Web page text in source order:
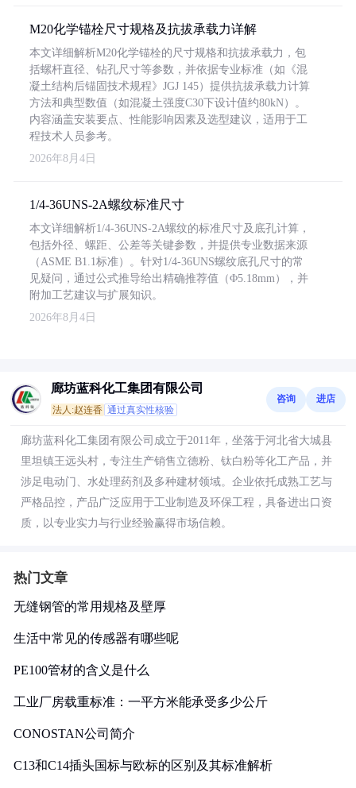
M20化学锚栓尺寸规格及抗拔承载力详解
本文详细解析M20化学锚栓的尺寸规格和抗拔承载力，包
括螺杆直径、钻孔尺寸等参数，并依据专业标准（如《混
凝土结构后锚固技术规程》JGJ 145）提供抗拔承载力计算
方法和典型数值（如混凝土强度C30下设计值约80kN）。
内容涵盖安装要点、性能影响因素及选型建议，适用于工
程技术人员参考。
2026年8月4日
1/4-36UNS-2A螺纹标准尺寸
本文详细解析1/4-36UNS-2A螺纹的标准尺寸及底孔计算，
包括外径、螺距、公差等关键参数，并提供专业数据来源
（ASME B1.1标准）。针对1/4-36UNS螺纹底孔尺寸的常
见疑问，通过公式推导给出精确推荐值（Φ5.18mm），并
附加工艺建议与扩展知识。
2026年8月4日
廊坊蓝科化工集团有限公司
法人:赵连香 通过真实性核验
咨询 进店
廊坊蓝科化工集团有限公司成立于2011年，坐落于河北省大城县
里坦镇王远头村，专注生产销售立德粉、钛白粉等化工产品，并
涉足电动门、水处理药剂及多种建材领域。企业依托成熟工艺与
严格品控，产品广泛应用于工业制造及环保工程，具备进出口资
质，以专业实力与行业经验赢得市场信赖。
热门文章
无缝钢管的常用规格及壁厚
生活中常见的传感器有哪些呢
PE100管材的含义是什么
工业厂房载重标准：一平方米能承受多少公斤
CONOSTAN公司简介
C13和C14插头国标与欧标的区别及其标准解析